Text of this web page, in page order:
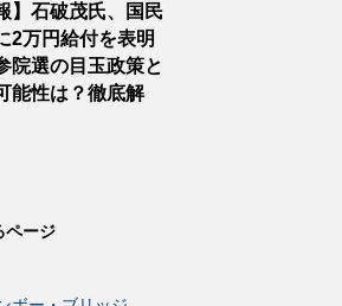
】石破茂氏、国民
2万円給付を表明
院選の目玉政策と
能性は？徹底解
ページ